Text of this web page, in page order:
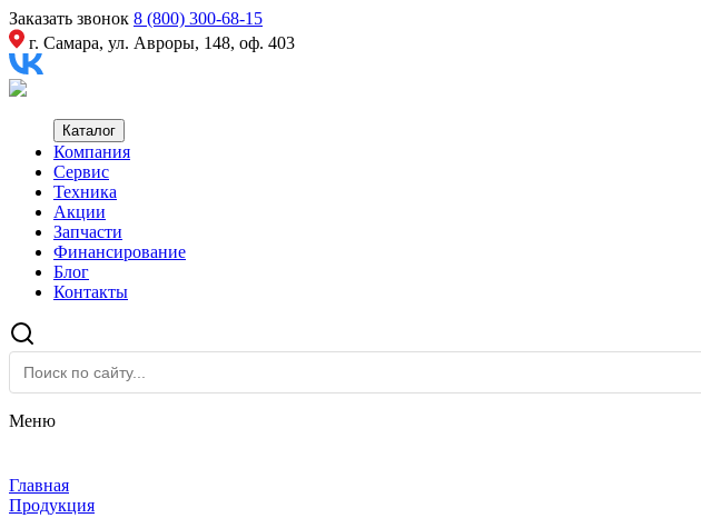
Заказать звонок 8 (800) 300-68-15
г. Самара, ул. Авроры, 148, оф. 403
Каталог
Компания
Сервис
Техника
Акции
Запчасти
Финансирование
Блог
Контакты
Меню
Главная
Продукция